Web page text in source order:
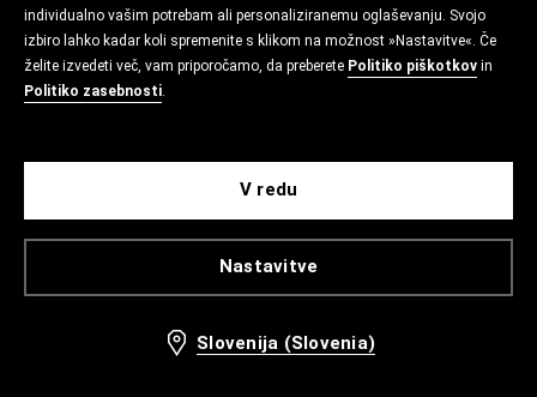
individualno vašim potrebam ali personaliziranemu oglaševanju. Svojo
izbiro lahko kadar koli spremenite s klikom na možnost »Nastavitve«. Če
želite izvedeti več, vam priporočamo, da preberete Politiko piškotkov in
Politiko zasebnosti.
Nastavitve
V redu
Slovenija (Slovenia)